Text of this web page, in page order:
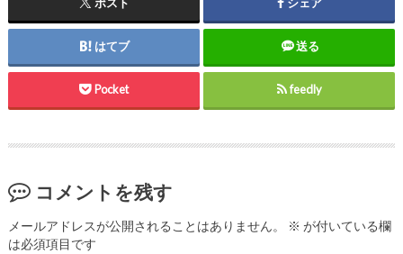
はてブ 送る
Pocket feedly
コメントを残す
メールアドレスが公開されることはありません。 ※ が付いている欄
は必須項目です